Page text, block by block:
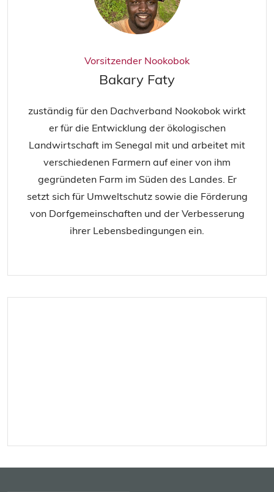
Vorsitzender Nookobok
Bakary Faty
zuständig für den Dachverband Nookobok wirkt
er für die Entwicklung der ökologischen
Landwirtschaft im Senegal mit und arbeitet mit
verschiedenen Farmern auf einer von ihm
gegründeten Farm im Süden des Landes. Er
setzt sich für Umweltschutz sowie die Förderung
von Dorfgemeinschaften und der Verbesserung
ihrer Lebensbedingungen ein.